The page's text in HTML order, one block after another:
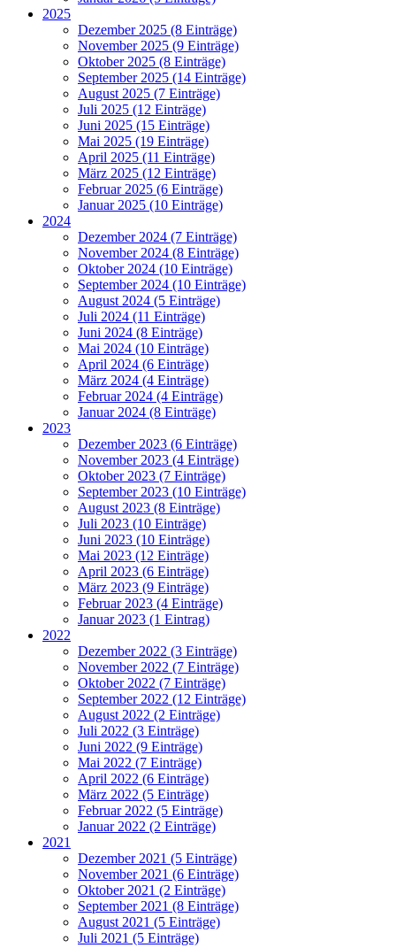
2025
Dezember 2025 (8 Einträge)
November 2025 (9 Einträge)
Oktober 2025 (8 Einträge)
September 2025 (14 Einträge)
August 2025 (7 Einträge)
Juli 2025 (12 Einträge)
Juni 2025 (15 Einträge)
Mai 2025 (19 Einträge)
April 2025 (11 Einträge)
März 2025 (12 Einträge)
Februar 2025 (6 Einträge)
Januar 2025 (10 Einträge)
2024
Dezember 2024 (7 Einträge)
November 2024 (8 Einträge)
Oktober 2024 (10 Einträge)
September 2024 (10 Einträge)
August 2024 (5 Einträge)
Juli 2024 (11 Einträge)
Juni 2024 (8 Einträge)
Mai 2024 (10 Einträge)
April 2024 (6 Einträge)
März 2024 (4 Einträge)
Februar 2024 (4 Einträge)
Januar 2024 (8 Einträge)
2023
Dezember 2023 (6 Einträge)
November 2023 (4 Einträge)
Oktober 2023 (7 Einträge)
September 2023 (10 Einträge)
August 2023 (8 Einträge)
Juli 2023 (10 Einträge)
Juni 2023 (10 Einträge)
Mai 2023 (12 Einträge)
April 2023 (6 Einträge)
März 2023 (9 Einträge)
Februar 2023 (4 Einträge)
Januar 2023 (1 Eintrag)
2022
Dezember 2022 (3 Einträge)
November 2022 (7 Einträge)
Oktober 2022 (7 Einträge)
September 2022 (12 Einträge)
August 2022 (2 Einträge)
Juli 2022 (3 Einträge)
Juni 2022 (9 Einträge)
Mai 2022 (7 Einträge)
April 2022 (6 Einträge)
März 2022 (5 Einträge)
Februar 2022 (5 Einträge)
Januar 2022 (2 Einträge)
2021
Dezember 2021 (5 Einträge)
November 2021 (6 Einträge)
Oktober 2021 (2 Einträge)
September 2021 (8 Einträge)
August 2021 (5 Einträge)
Juli 2021 (5 Einträge)